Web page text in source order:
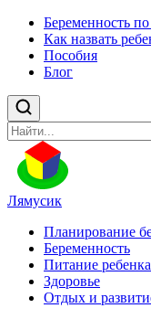
Беременность
Как назвать
Пособия
Блог
Лямусик
Планирование
Беременность
Питание ребенка
Здоровье
Отдых и